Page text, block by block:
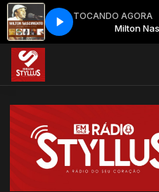
TOCANDO AGORA
- Voa Bicho Milton